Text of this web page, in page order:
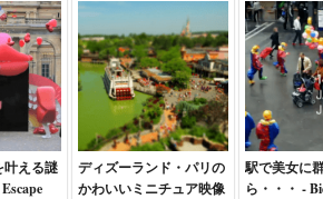
叶える謎
ディズーランド・パリの
かわいいミニチュア映像
駅で美女に
ら・・・ -